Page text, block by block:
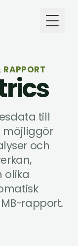
till
möjliggör
och
olika
rapport.